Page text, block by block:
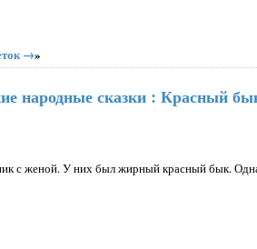
→»
народные сказки : Красный
с женой. У них был жирный красный бык.